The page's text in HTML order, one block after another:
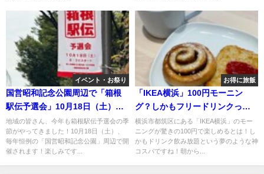
イベント・お祭り
国営昭和記念公園周辺で「箱根
駅伝予選会」10月18日（土）開
催！
地域の皆さん、今年も箱根駅伝予選会の季
節がやってきました！10月18日（土）、
毎年恒例の「国営昭和記念公園」周辺で開
催されます！楽しみです...
お得に旅飯
「IKEA横浜」100円モーニン
グ？しかもフリードリンクっ
て！ｗｗｗ
横浜市都筑区にある「IKEA横浜」のモー
ニングが驚きの100円で楽しめるとは！し
かもドリンク飲み放題という夢のような神
コスパですね！朝から...